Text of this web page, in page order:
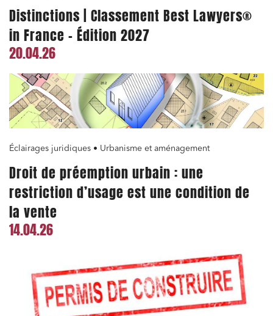
Distinctions | Classement Best Lawyers®
in France – Édition 2027
20.04.26
Éclairages juridiques • Urbanisme et aménagement
Droit de préemption urbain : une
restriction d’usage est une condition de
la vente
14.04.26